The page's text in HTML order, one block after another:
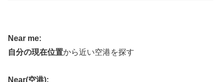
Near me:
自分の現在位置から近い空港を探す
Near(空港):